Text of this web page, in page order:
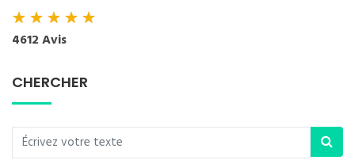
★★★★★
4612 Avis
CHERCHER